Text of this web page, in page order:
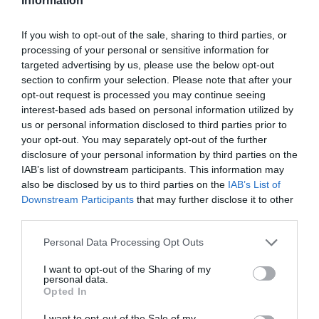
If you wish to opt-out of the sale, sharing to third parties, or
processing of your personal or sensitive information for
targeted advertising by us, please use the below opt-out
section to confirm your selection. Please note that after your
opt-out request is processed you may continue seeing
interest-based ads based on personal information utilized by
us or personal information disclosed to third parties prior to
your opt-out. You may separately opt-out of the further
disclosure of your personal information by third parties on the
IAB’s list of downstream participants. This information may
also be disclosed by us to third parties on the IAB’s List of
Downstream Participants that may further disclose it to other
Personal Data Processing Opt Outs
I want to opt-out of the Sharing of my
personal data.
Opted In
toujours. En effet, cette investiture intervient
quelques jours seulement après les affrontements
violents qui ont opposé vendredi dernier des
éléments de l’armée malienne.
Ce soir-là, «des militaires lourdement armés» ont pris
d’assaut la caserne des Bérets rouges. « Le comble de
l’irresponsabilité », avait-on titré au lendemain des
affrontements qui, en fin de compte, avaient opposé
les bérets verts du capitaine Sanogo à leurs éternels
rivaux tandis qu’au nord leurs frères d’armes français
et africains se battaient et se battent toujours pour
restaurer l’intégrité territoriale du Mali.